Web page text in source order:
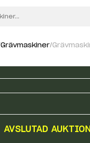
Grävmaskiner
AVSLUTAD AUKTION